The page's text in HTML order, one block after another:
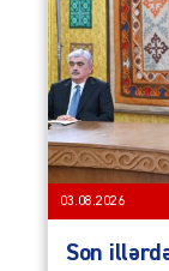
03.08.2026
Son